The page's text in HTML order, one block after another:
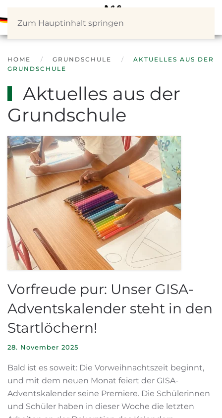
Zum Hauptinhalt springen
HOME GRUNDSCHULE
AKTUELLES AUS DER
GRUNDSCHULE
Aktuelles aus der
Grundschule
Vorfreude pur: Unser GISA-
Adventskalender steht in den
Startlöchern!
28. November 2025
Bald ist es soweit: Die Vorweihnachtszeit beginnt,
und mit dem neuen Monat feiert der GISA-
Adventskalender seine Premiere. Die Schülerinnen
und Schüler haben in dieser Woche die letzten